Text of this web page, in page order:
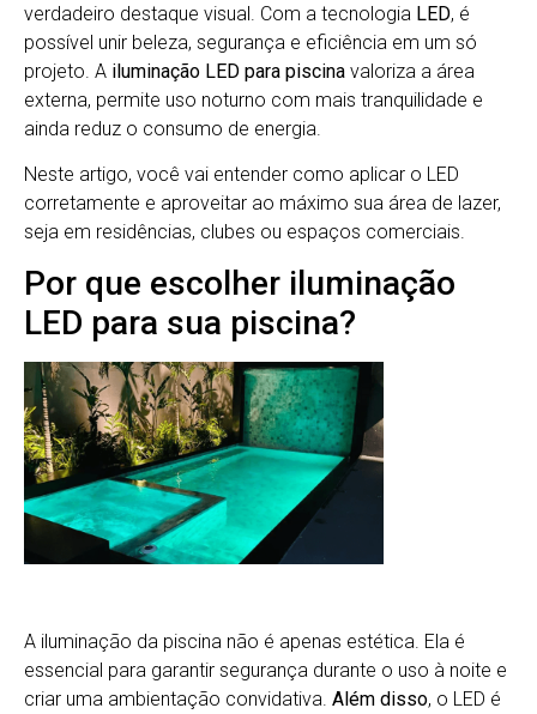
verdadeiro destaque visual. Com a tecnologia LED, é
possível unir beleza, segurança e eficiência em um só
projeto. A iluminação LED para piscina valoriza a área
externa, permite uso noturno com mais tranquilidade e
ainda reduz o consumo de energia.
Neste artigo, você vai entender como aplicar o LED
corretamente e aproveitar ao máximo sua área de lazer,
seja em residências, clubes ou espaços comerciais.
Por que escolher iluminação
LED para sua piscina?
A iluminação da piscina não é apenas estética. Ela é
essencial para garantir segurança durante o uso à noite e
criar uma ambientação convidativa. Além disso, o LED é